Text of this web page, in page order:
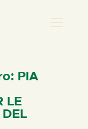
PIA
LE